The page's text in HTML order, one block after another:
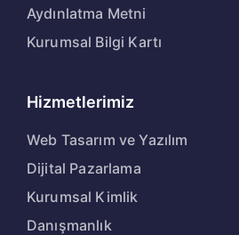
Aydınlatma Metni
Kurumsal Bilgi Kartı
Hizmetlerimiz
Web Tasarım ve Yazılım
Dijital Pazarlama
Kurumsal Kimlik
Danışmanlık